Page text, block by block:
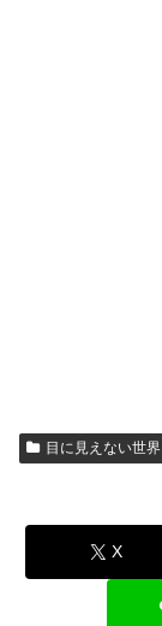
目に見えない世界
X